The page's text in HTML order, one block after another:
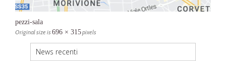
pezzi-sala
Original size is696 × 315pixels
News recenti